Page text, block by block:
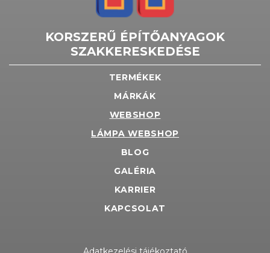
KORSZERŰ ÉPÍTŐANYAGOK
SZAKKERESKEDÉSE
TERMÉKEK
MÁRKÁK
WEBSHOP
LÁMPA WEBSHOP
BLOG
GALÉRIA
KARRIER
KAPCSOLAT